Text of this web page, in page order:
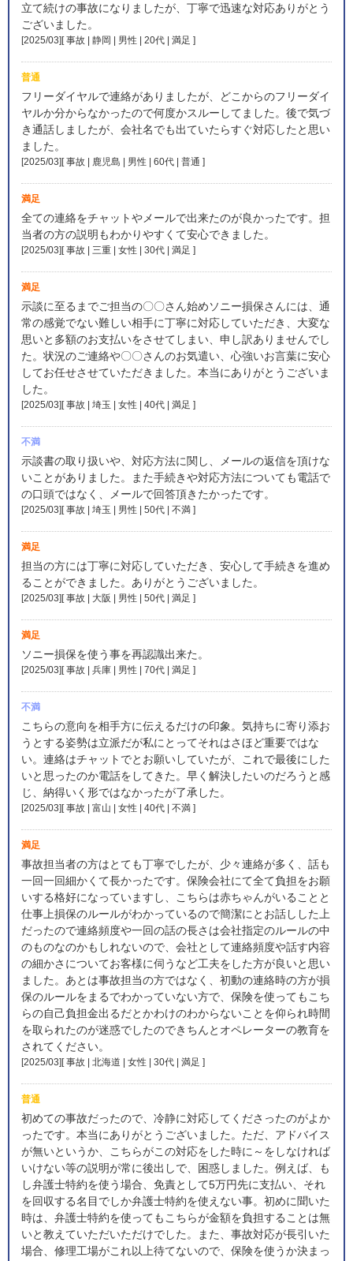
立て続けの事故になりましたが、丁寧で迅速な対応ありがとう
ございました。
[2025/03][ 事故 | 静岡 | 男性 | 20代 | 満足 ]
普通
フリーダイヤルで連絡がありましたが、どこからのフリーダイ
ヤルか分からなかったので何度かスルーしてました。後で気づ
き通話しましたが、会社名でも出ていたらすぐ対応したと思い
ました。
[2025/03][ 事故 | 鹿児島 | 男性 | 60代 | 普通 ]
満足
全ての連絡をチャットやメールで出来たのが良かったです。担
当者の方の説明もわかりやすくて安心できました。
[2025/03][ 事故 | 三重 | 女性 | 30代 | 満足 ]
満足
示談に至るまでご担当の〇〇さん始めソニー損保さんには、通
常の感覚でない難しい相手に丁寧に対応していただき、大変な
思いと多額のお支払いをさせてしまい、申し訳ありませんでし
た。状況のご連絡や〇〇さんのお気遣い、心強いお言葉に安心
してお任せさせていただきました。本当にありがとうございま
した。
[2025/03][ 事故 | 埼玉 | 女性 | 40代 | 満足 ]
不満
示談書の取り扱いや、対応方法に関し、メールの返信を頂けな
いことがありました。また手続きや対応方法についても電話で
の口頭ではなく、メールで回答頂きたかったです。
[2025/03][ 事故 | 埼玉 | 男性 | 50代 | 不満 ]
満足
担当の方には丁寧に対応していただき、安心して手続きを進め
ることができました。ありがとうございました。
[2025/03][ 事故 | 大阪 | 男性 | 50代 | 満足 ]
満足
ソニー損保を使う事を再認識出来た。
[2025/03][ 事故 | 兵庫 | 男性 | 70代 | 満足 ]
不満
こちらの意向を相手方に伝えるだけの印象。気持ちに寄り添お
うとする姿勢は立派だが私にとってそれはさほど重要ではな
い。連絡はチャットでとお願いしていたが、これで最後にした
いと思ったのか電話をしてきた。早く解決したいのだろうと感
じ、納得いく形ではなかったが了承した。
[2025/03][ 事故 | 富山 | 女性 | 40代 | 不満 ]
満足
事故担当者の方はとても丁寧でしたが、少々連絡が多く、話も
一回一回細かくて長かったです。保険会社にて全て負担をお願
いする格好になっていますし、こちらは赤ちゃんがいることと
仕事上損保のルールがわかっているので簡潔にとお話しした上
だったので連絡頻度や一回の話の長さは会社指定のルールの中
のものなのかもしれないので、会社として連絡頻度や話す内容
の細かさについてお客様に伺うなど工夫をした方が良いと思い
ました。あとは事故担当の方ではなく、初動の連絡時の方が損
保のルールをまるでわかっていない方で、保険を使ってもこち
らの自己負担金出るだとかわけのわからないことを仰られ時間
を取られたのが迷惑でしたのできちんとオペレーターの教育を
されてください。
[2025/03][ 事故 | 北海道 | 女性 | 30代 | 満足 ]
普通
初めての事故だったので、冷静に対応してくださったのがよか
ったです。本当にありがとうございました。ただ、アドバイス
が無いというか、こちらがこの対応をした時に～をしなければ
いけない等の説明が常に後出しで、困惑しました。例えば、も
し弁護士特約を使う場合、免責として5万円先に支払い、それ
を回収する名目でしか弁護士特約を使えない事。初めに聞いた
時は、弁護士特約を使ってもこちらが金額を負担することは無
いと教えていただいただけでした。また、事故対応が長引いた
場合、修理工場がこれ以上待てないので、保険を使うか決まっ